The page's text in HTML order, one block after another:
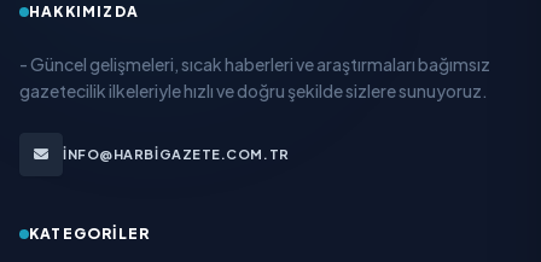
HAKKIMIZDA
- Güncel gelişmeleri, sıcak haberleri ve araştırmaları bağımsız
gazetecilik ilkeleriyle hızlı ve doğru şekilde sizlere sunuyoruz.
INFO@HARBIGAZETE.COM.TR
KATEGORILER